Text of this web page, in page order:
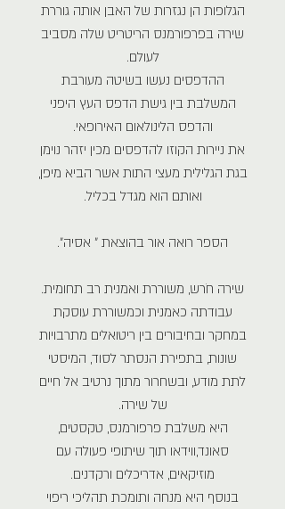
הגלופות הן נגזרות של האבן אותה גוררת
שירה בפרפורמנס הריטריט שלה מסביב
לעולם.
ההדפסים נעשו בשיטה מעורבת
המשלבת בין גישת הדפס העץ היפני
והדפס הלינולאום האירופאי.
את ניירות הקוזו להדפסים מכין יזהר נוימן
בגת הגלילית מעצי התות אשר הביא מיפן,
ואותם הוא מגדל בכליל.
הספר רואה אור בהוצאת ״ אסיה״.
שירה חֹרש, משוררת ואמנית רב תחומית.
עבודתה כאמנית וכמשוררת עוסקת
במחקר ובחיבורים בין ריטואלים מתרבויות
שונות, בתפירת הנסתר לסוד, המיסטי
לתת מודע, ובשחרור מתוך נרטיב אל חיים
של שירה.
היא משלבת פרפורמנס, טקסטים,
סאונד,ווידאו תוך שיתופי פעולה עם
מוזיקאים, אדריכלים ורקדנים.
בנוסף היא מנחה ותומכת תהליכי ריפוי